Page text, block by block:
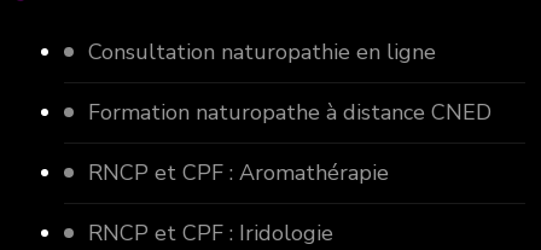
Consultation naturopathie en ligne
Formation naturopathe à distance CNED
RNCP et CPF : Aromathérapie
RNCP et CPF : Iridologie